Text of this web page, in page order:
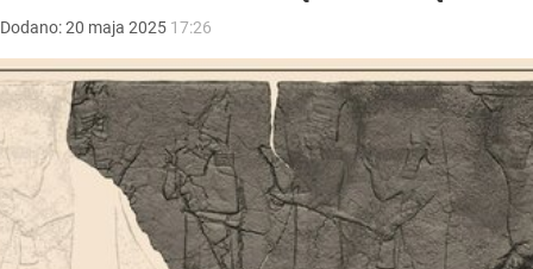
Dodano:20 maja 2025 17:26